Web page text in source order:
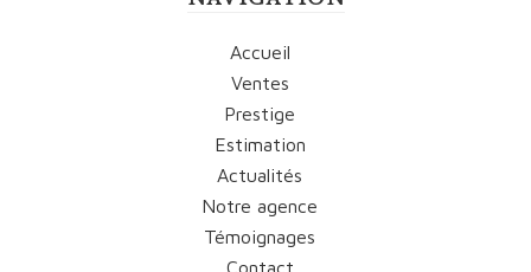
Accueil
Ventes
Prestige
Estimation
Actualités
Notre agence
Témoignages
Contact